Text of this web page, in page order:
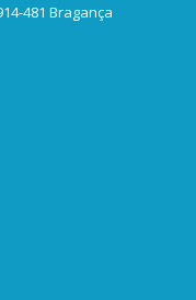
481 Bragança